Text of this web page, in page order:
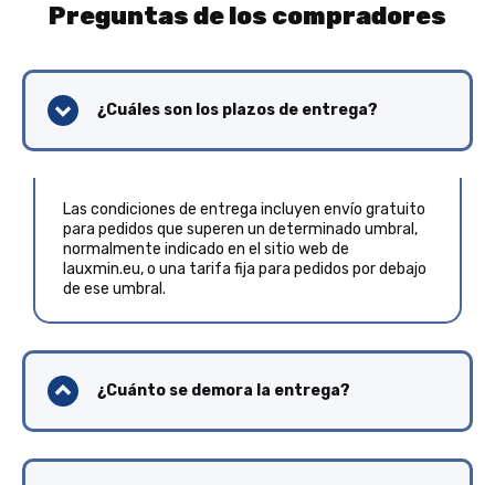
Preguntas de los compradores
¿Cuáles son los plazos de entrega?
Las condiciones de entrega incluyen envío gratuito
para pedidos que superen un determinado umbral,
normalmente indicado en el sitio web de
lauxmin.eu, o una tarifa fija para pedidos por debajo
de ese umbral.
¿Cuánto se demora la entrega?